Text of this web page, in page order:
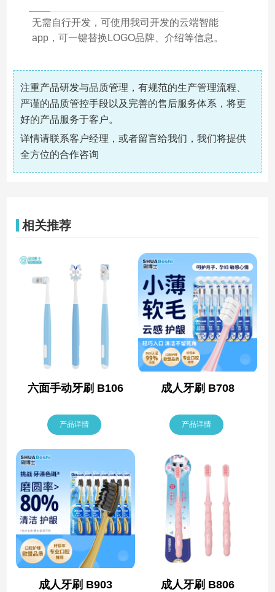
无需自行开发，可使用我司开发的云端智能
app，可一键替换LOGO品牌、介绍等信息。
注重产品研发与品质管理，有规范的生产管理流程、
严谨的品质管控手段以及完善的售后服务体系，将更
好的产品服务于客户。
详情请联系客户经理，或者留言给我们，我们将提供
全方位的合作咨询
相关推荐
六面手动牙刷 B106
产品详情
成人牙刷 B708
产品详情
成人牙刷 B903 成人牙刷 B806